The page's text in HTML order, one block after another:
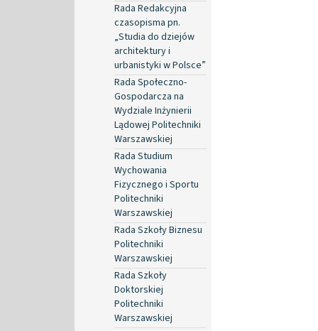
Rada Redakcyjna
czasopisma pn.
„Studia do dziejów
architektury i
urbanistyki w Polsce”
Rada Społeczno-
Gospodarcza na
Wydziale Inżynierii
Lądowej Politechniki
Warszawskiej
Rada Studium
Wychowania
Fizycznego i Sportu
Politechniki
Warszawskiej
Rada Szkoły Biznesu
Politechniki
Warszawskiej
Rada Szkoły
Doktorskiej
Politechniki
Warszawskiej